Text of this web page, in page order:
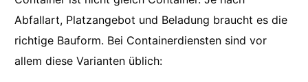
Abfallart, Platzangebot und Beladung braucht es die
richtige Bauform. Bei Containerdiensten sind vor
allem diese Varianten üblich: